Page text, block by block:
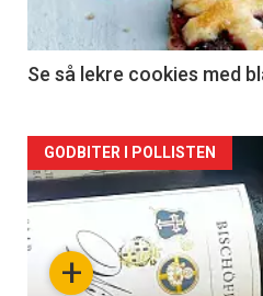
Se så lekre cookies med
Forsiden
akkurat
nå+
GODBITER I POLLISTEN